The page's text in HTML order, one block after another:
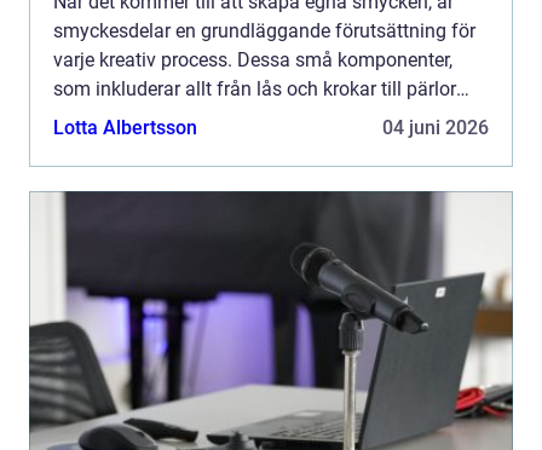
smyckesdelar en grundläggande förutsättning för
varje kreativ process. Dessa små komponenter,
som inkluderar allt från lås och krokar till pärlor
och ...
Lotta Albertsson 04 juni 2026